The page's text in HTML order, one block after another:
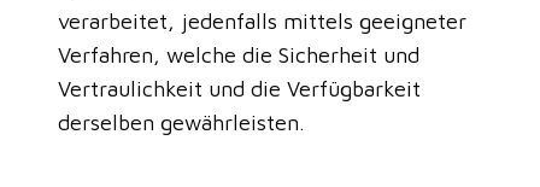
verarbeitet, jedenfalls mittels geeigneter
Verfahren, welche die Sicherheit und
Vertraulichkeit und die Verfügbarkeit
derselben gewährleisten.